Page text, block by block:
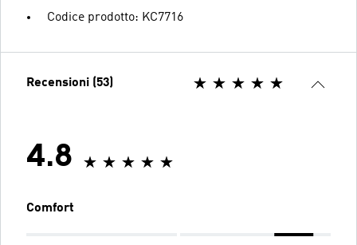
Codice prodotto: KC7716
Recensioni (53)
4.8
Comfort